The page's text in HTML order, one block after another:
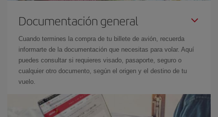
Documentación general
Cuando termines la compra de tu billete de avión, recuerda
informarte de la documentación que necesitas para volar. Aquí
puedes consultar si requieres visado, pasaporte, seguro o
cualquier otro documento, según el origen y el destino de tu
vuelo.